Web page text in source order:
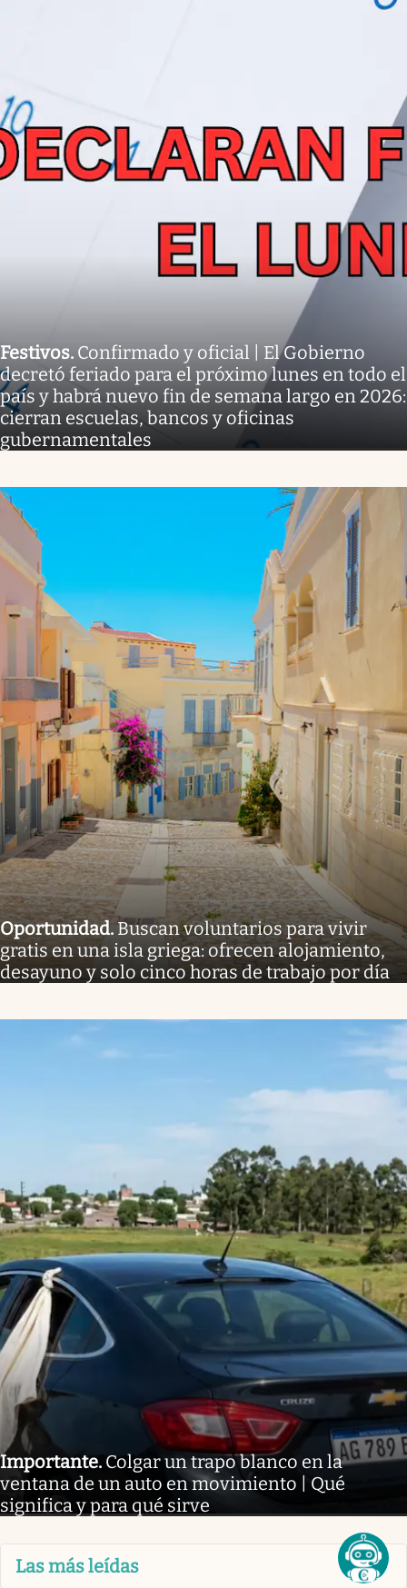
Festivos. Confirmado y oficial | El Gobierno
decretó feriado para el próximo lunes en todo el
país y habrá nuevo fin de semana largo en 2026:
cierran escuelas, bancos y oficinas
gubernamentales
Oportunidad.Buscan voluntarios para vivir
gratis en una isla griega: ofrecen alojamiento,
desayuno y solo cinco horas de trabajo por día
Importante. Colgar un trapo blanco en la
ventana de un auto en movimiento | Qué
significa y para qué sirve
Las más leídas